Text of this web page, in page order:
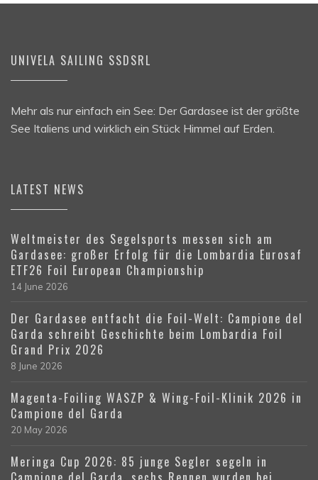
UNIVELA SAILING SSDSRL
Mehr als nur einfach ein See: Der Gardasee ist der größte
See Italiens und wirklich ein Stück Himmel auf Erden.
LATEST NEWS
Weltmeister des Segelsports messen sich am
Gardasee: großer Erfolg für die Lombardia Eurosaf
ETF26 Foil European Championship
14 June 2026
Der Gardasee entfacht die Foil-Welt: Campione del
Garda schreibt Geschichte beim Lombardia Foil
Grand Prix 2026
8 June 2026
Magenta-Foiling WASZP & Wing-Foil-Klinik 2026 in
Campione del Garda
20 May 2026
Meringa Cup 2026: 85 junge Segler segeln in